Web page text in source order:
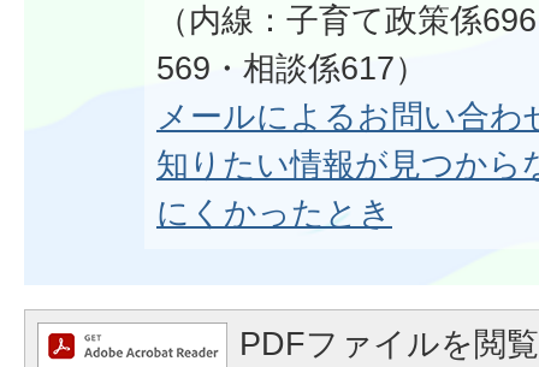
（内線：子育て政策係
569・相談係617）
メールによるお問い合わ
知りたい情報が見つから
にくかったとき
PDFファイルを閲